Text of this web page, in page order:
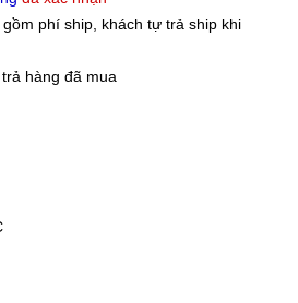
phí ship, khách tự trả ship khi
hàng đã mua